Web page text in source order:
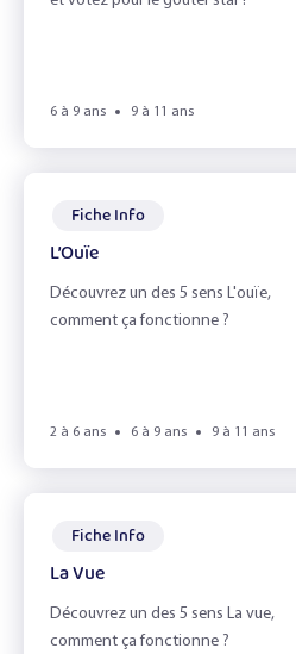
6 à 9 ans 9 à 11 ans
Fiche Info
L’Ouïe
Découvrez un des 5 sens L'ouïe,
comment ça fonctionne ?
2 à 6 ans 6 à 9 ans 9 à 11 ans
Fiche Info
La Vue
Découvrez un des 5 sens La vue,
comment ça fonctionne ?